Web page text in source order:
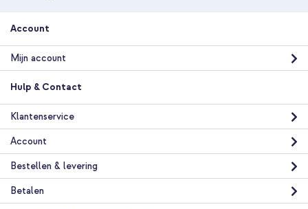
Gratis verzending
Gratis
imoshion Kidsproof Backcover met handvat Apple iPad 11
(2025) 11 inch A16 / iPad 10 (2022) 10.9 inch - Roze + Draadloze
Kinderkoptelefoon LED Light - Decibelbegrenzer - Met AUX
kabel - Cobalt Blue
Account
Mijn account
Hulp & Contact
Klantenservice
Account
Bestellen & levering
Betalen